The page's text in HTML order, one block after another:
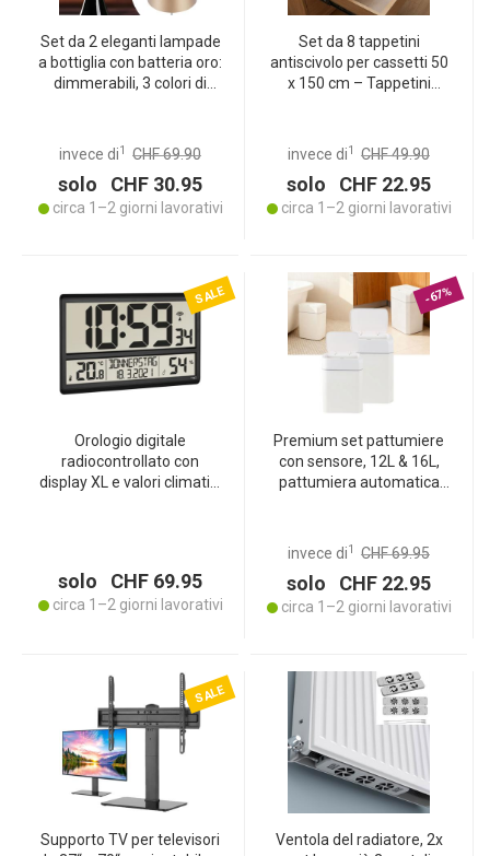
Set da 2 eleganti lampade
a bottiglia con batteria oro:
dimmerabili, 3 colori di
d’atmosfera
invece di1 CHF 69.90
solo CHF 30.95
circa 1–2 giorni lavorativi
Set da 8 tappetini
antiscivolo per cassetti 50
x 150 cm – Tappetini
cucina – Ritagliabili, senza
invece di1 CHF 49.90
solo CHF 22.95
circa 1–2 giorni lavorativi
SALE
Orologio digitale
radiocontrollato con
display XL e valori climatici
solo CHF 69.95
circa 1–2 giorni lavorativi
-67%
Premium set pattumiere
con sensore, 12L & 16L,
pattumiera automatica
Senza contatto e igienica
invece di1 CHF 69.95
solo CHF 22.95
circa 1–2 giorni lavorativi
SALE
Supporto TV per televisori
Ventola del radiatore, 2x